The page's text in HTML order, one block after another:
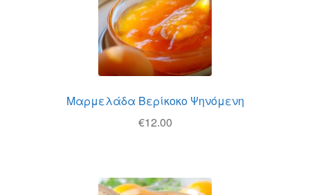
Μαρμελάδα Βερίκοκο Ψηνόμενη
€12.00